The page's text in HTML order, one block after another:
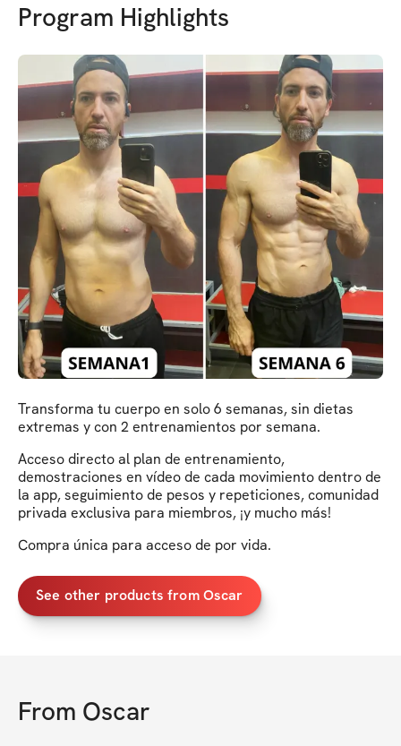
Program Highlights
Transforma tu cuerpo en solo 6 semanas, sin dietas
extremas y con 2 entrenamientos por semana.
Acceso directo al plan de entrenamiento,
demostraciones en vídeo de cada movimiento dentro de
la app, seguimiento de pesos y repeticiones, comunidad
privada exclusiva para miembros, ¡y mucho más!
Compra única para acceso de por vida.
See other products from Oscar
From Oscar